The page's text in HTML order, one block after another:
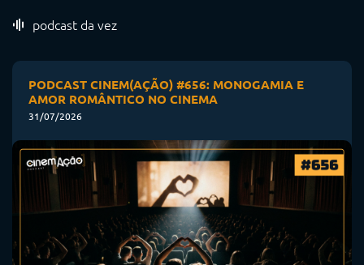
podcast da vez
PODCAST CINEM(AÇÃO) #656: MONOGAMIA E
AMOR ROMÂNTICO NO CINEMA
31/07/2026